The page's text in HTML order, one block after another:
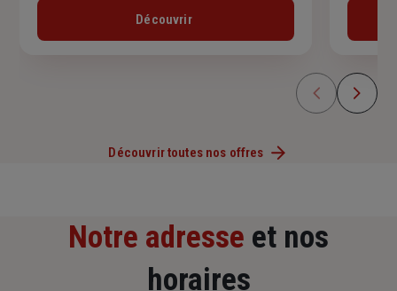
Découvrir
Découvrir toutes nos offres
Notre adresse et nos
horaires